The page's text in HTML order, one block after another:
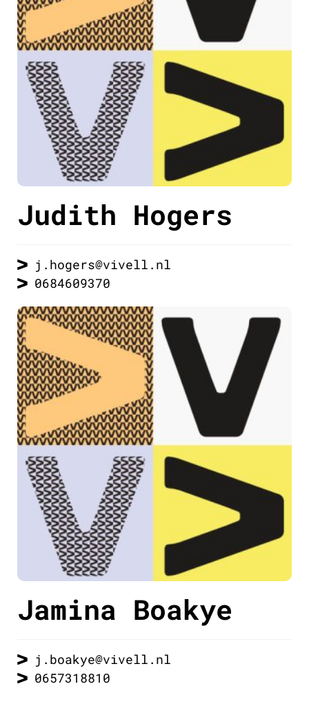
Judith Hogers
j.hogers@vivell.nl
0684609370
Jamina Boakye
j.boakye@vivell.nl
0657318810